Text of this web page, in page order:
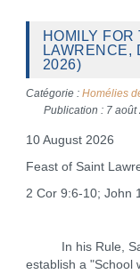
HOMILY
LAWRENCE,
2026)
Catégorie : Homélies
Publication : 7 août
10 August 2026
Feast of Saint
2 Cor 9:6-10; John
In his Rule,
establish a "School